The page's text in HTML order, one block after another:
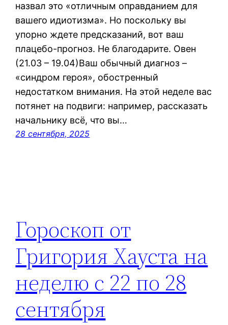
назвал это «отличным оправданием для
вашего идиотизма». Но поскольку вы
упорно ждете предсказаний, вот ваш
плацебо-прогноз. Не благодарите. Овен
(21.03 – 19.04)Ваш обычный диагноз –
«синдром героя», обостренный
недостатком внимания. На этой неделе вас
потянет на подвиги: например, рассказать
начальнику всё, что вы…
28 сентября, 2025
Гороскоп от
Григория Хауста на
неделю с 22 по 28
сентября